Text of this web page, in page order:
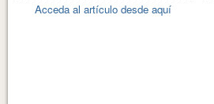
Acceda al artículo desde aquí